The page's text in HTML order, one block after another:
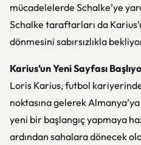
mücadelelerde Schalke’ye
Schalke taraftarları da
dönmesini sabırsızlıkla
Karius’un Yeni Sayfası
Loris Karius, futbol
noktasına gelerek
yeni bir başlangıç yapmaya
ardından sahalara dönecek